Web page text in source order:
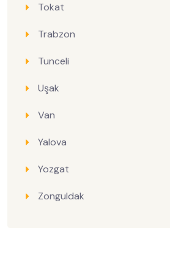
Tokat
Trabzon
Tunceli
Uşak
Van
Yalova
Yozgat
Zonguldak